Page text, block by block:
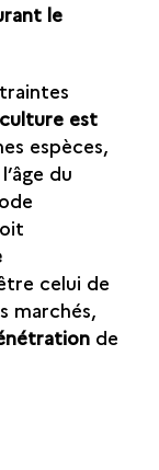
le
est
espèces,
du
celui de
marchés,
de